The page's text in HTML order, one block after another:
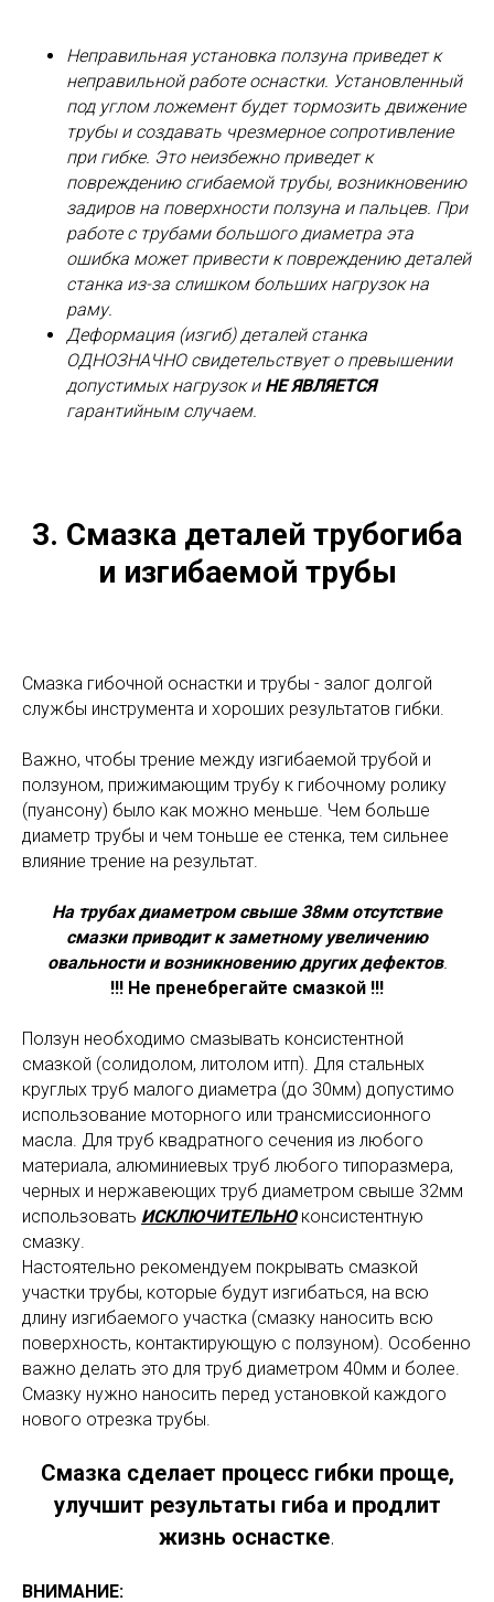
Неправильная установка ползуна приведет к
неправильной работе оснастки. Установленный
под углом ложемент будет тормозить движение
трубы и создавать чрезмерное сопротивление
при гибке. Это неизбежно приведет к
повреждению сгибаемой трубы, возникновению
задиров на поверхности ползуна и пальцев. При
работе с трубами большого диаметра эта
ошибка может привести к повреждению деталей
станка из-за слишком больших нагрузок на
раму.
Деформация (изгиб) деталей станка
ОДНОЗНАЧНО свидетельствует о превышении
допустимых нагрузок и НЕ ЯВЛЯЕТСЯ
гарантийным случаем.
3. Смазка деталей трубогиба
и изгибаемой трубы
Смазка гибочной оснастки и трубы - залог долгой
службы инструмента и хороших результатов гибки.
Важно, чтобы трение между изгибаемой трубой и
ползуном, прижимающим трубу к гибочному ролику
(пуансону) было как можно меньше. Чем больше
диаметр трубы и чем тоньше ее стенка, тем сильнее
влияние трение на результат.
На трубах диаметром свыше 38мм отсутствие
смазки приводит к заметному увеличению
овальности и возникновению других дефектов.
!!! Не пренебрегайте смазкой !!!
Ползун необходимо смазывать консистентной
смазкой (солидолом, литолом итп). Для стальных
круглых труб малого диаметра (до 30мм) допустимо
использование моторного или трансмиссионного
масла. Для труб квадратного сечения из любого
материала, алюминиевых труб любого типоразмера,
черных и нержавеющих труб диаметром свыше 32мм
использовать ИСКЛЮЧИТЕЛЬНОконсистентную
смазку.
Настоятельно рекомендуем покрывать смазкой
участки трубы, которые будут изгибаться, на всю
длину изгибаемого участка (смазку наносить всю
поверхность, контактирующую с ползуном). Особенно
важно делать это для труб диаметром 40мм и более.
Смазку нужно наносить перед установкой каждого
нового отрезка трубы.
Смазка сделает процесс гибки проще,
улучшит результаты гиба и продлит
жизнь оснастке.
ВНИМАНИЕ: